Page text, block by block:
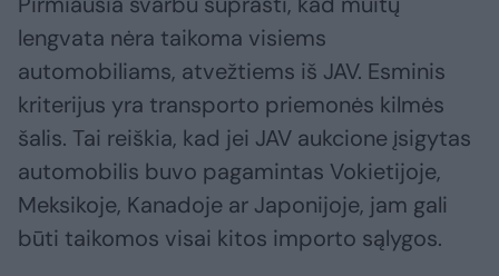
lengvata nėra taikoma visiems
automobiliams, atvežtiems iš JAV. Esminis
kriterijus yra transporto priemonės kilmės
šalis. Tai reiškia, kad jei JAV aukcione įsigytas
automobilis buvo pagamintas Vokietijoje,
Meksikoje, Kanadoje ar Japonijoje, jam gali
būti taikomos visai kitos importo sąlygos.